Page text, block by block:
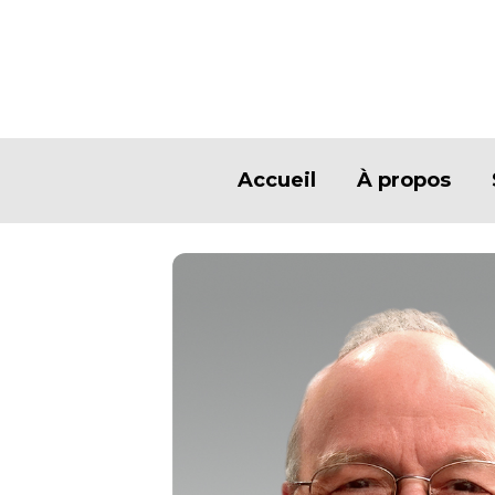
Accueil À propos